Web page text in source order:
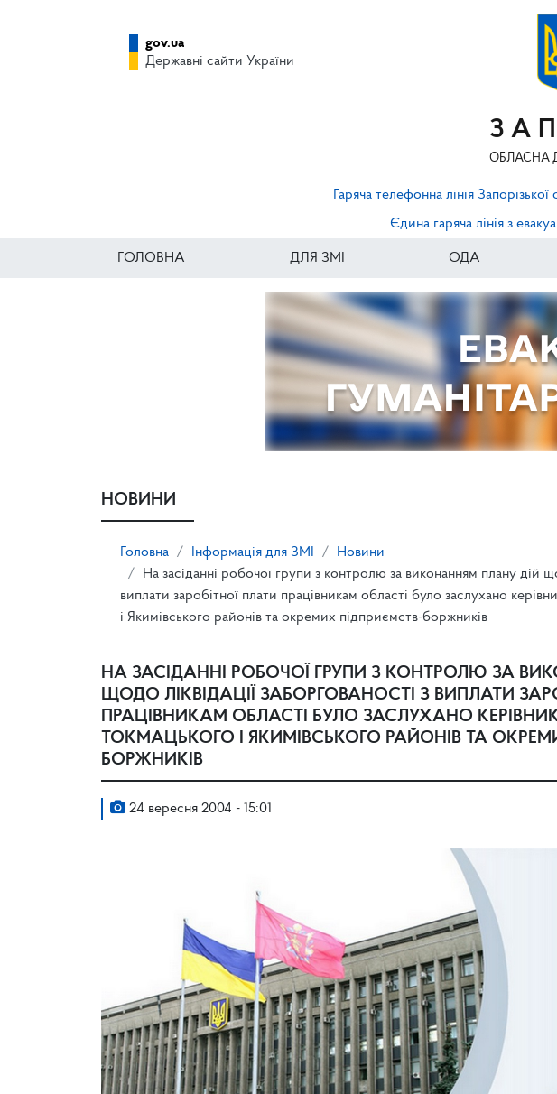
ОБЛАСНА
gov.ua
Державні сайти України
Гаряча телефонна лінія
Єдина гаряча лінія з
ГОЛОВНА ДЛЯ ЗМІ ОДА
НОВИНИ
Головна Інформація для ЗМІ
Новини
На засіданні робочої групи з контролю за виконанням плану дій
виплати заробітної плати працівникам області було заслухано
і Якимівського районів та окремих підприємств-боржників
НА ЗАСІДАННІ РОБОЧОЇ ГРУПИ З КОНТРОЛЮ ЗА
ЩОДО ЛІКВІДАЦІЇ ЗАБОРГОВАНОСТІ З ВИПЛАТИ
ПРАЦІВНИКАМ ОБЛАСТІ БУЛО ЗАСЛУХАНО
ТОКМАЦЬКОГО І ЯКИМІВСЬКОГО РАЙОНІВ ТА
БОРЖНИКІВ
24 вересня 2004 - 15:01